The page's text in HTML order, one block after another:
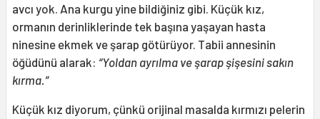
avcı yok. Ana kurgu yine bildiğiniz gibi. Küçük kız,
ormanın derinliklerinde tek başına yaşayan hasta
ninesine ekmek ve şarap götürüyor. Tabii annesinin
öğüdünü alarak: “Yoldan ayrılma ve şarap şişesini sakın
kırma.”
Küçük kız diyorum, çünkü orijinal masalda kırmızı pelerin